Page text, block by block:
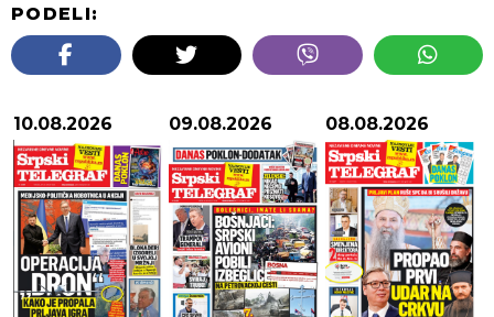
PODELI:
10.08.2026 09.08.2026 08.08.2026